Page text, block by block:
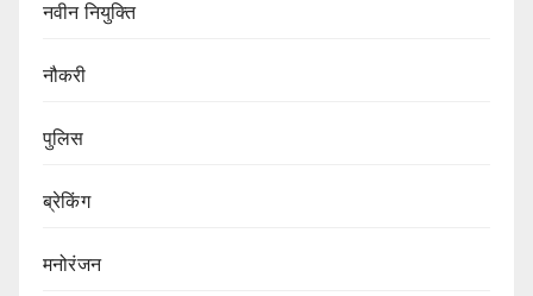
नवीन नियुक्ति
नौकरी
पुलिस
ब्रेकिंग
मनोरंजन